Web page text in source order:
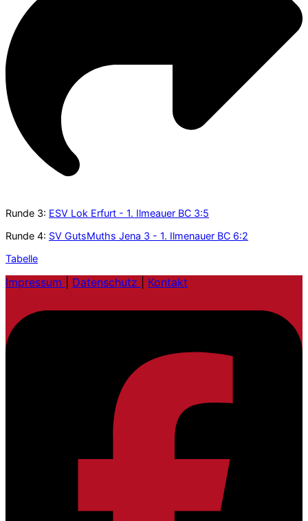
Runde 3: ESV Lok Erfurt - 1. Ilmeauer BC 3:5
Runde 4: SV GutsMuths Jena 3 - 1. Ilmenauer BC 6:2
Tabelle
Impressum Datenschutz Kontakt